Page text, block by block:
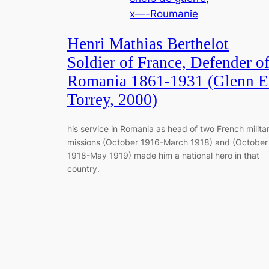
x—-Roumanie
Henri Mathias Berthelot
Soldier of France, Defender of
Romania 1861-1931 (Glenn
Torrey, 2000)
his service in Romania as head of two French
missions (October 1916-March 1918) and (October
1918-May 1919) made him a national hero in that
country.